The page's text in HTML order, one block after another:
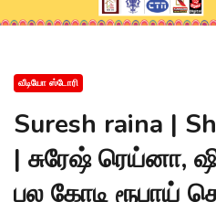
வீடியோ ஸ்டோரி
Suresh raina |
| சுரேஷ் ரெய்னா,
பல கோடி ரூபாய்